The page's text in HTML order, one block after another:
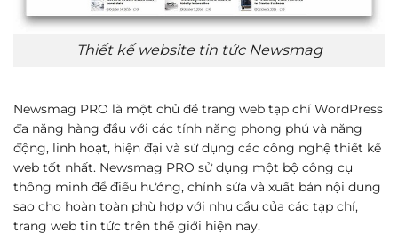
Thiết kế website tin tức Newsmag
Newsmag PRO là một chủ đề trang web tạp chí WordPress
đa năng hàng đầu với các tính năng phong phú và năng
động, linh hoạt, hiện đại và sử dụng các công nghệ thiết kế
web tốt nhất. Newsmag PRO sử dụng một bộ công cụ
thông minh để điều hướng, chỉnh sửa và xuất bản nội dung
sao cho hoàn toàn phù hợp với nhu cầu của các tạp chí,
trang web tin tức trên thế giới hiện nay.